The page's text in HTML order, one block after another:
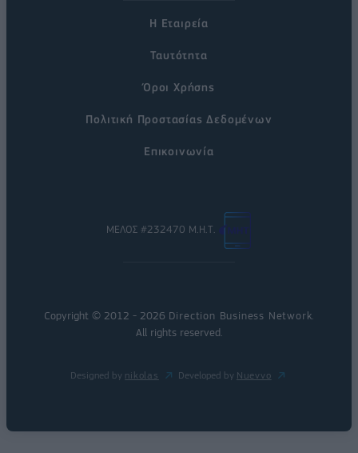
Η Εταιρεία
Ταυτότητα
Όροι Χρήσης
Πολιτική Προστασίας Δεδομένων
Επικοινωνία
ΜΕΛΟΣ #232470 Μ.Η.Τ.
Copyright © 2012 - 2026 Direction Business Network
All rights reserved.
Designed by nikolas Developed by Nuevvo